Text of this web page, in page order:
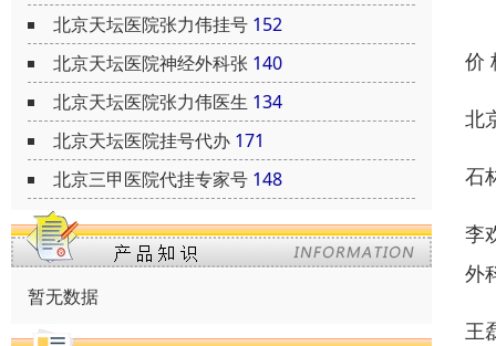
北京天坛医院张力伟挂号 152
北京天坛医院神经外科张 140
北京天坛医院张力伟医生 134
北京天坛医院挂号代办 171
北京三甲医院代挂专家号 148
暂无数据
价
北
石
李
外
王